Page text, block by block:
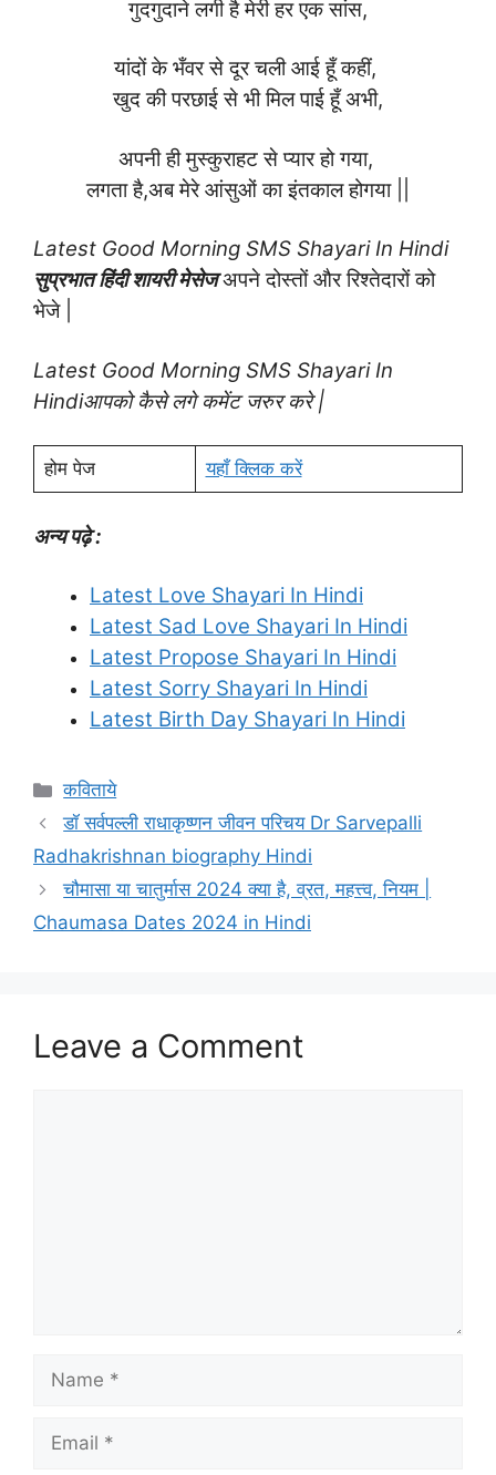
गुदगुदाने लगी है मेरी हर एक सांस,
यांदों के भँवर से दूर चली आई हूँ कहीं,
खुद की परछाई से भी मिल पाई हूँ अभी,
अपनी ही मुस्कुराहट से प्यार हो गया,
लगता है,अब मेरे आंसुओं का इंतकाल होगया ||
Latest Good Morning SMS Shayari In Hindi
सुप्रभात हिंदी शायरी मेसेजअपने दोस्तों और रिश्तेदारों को
भेजे |
Latest Good Morning SMS Shayari In
Hindiआपको कैसे लगे कमेंट जरुर करे |
होम पेज यहाँ क्लिक करें
अन्य पढ़े :
Latest Love Shayari In Hindi
Latest Sad Love Shayari In Hindi
Latest Propose Shayari In Hindi
Latest Sorry Shayari In Hindi
Latest Birth Day Shayari In Hindi
Categories
कविताये
डॉ सर्वपल्ली राधाकृष्णन जीवन परिचय Dr Sarvepalli
Radhakrishnan biography Hindi
चौमासा या चातुर्मास 2024 क्या है, व्रत, महत्त्व, नियम |
Chaumasa Dates 2024 in Hindi
Leave a Comment
Name
Email